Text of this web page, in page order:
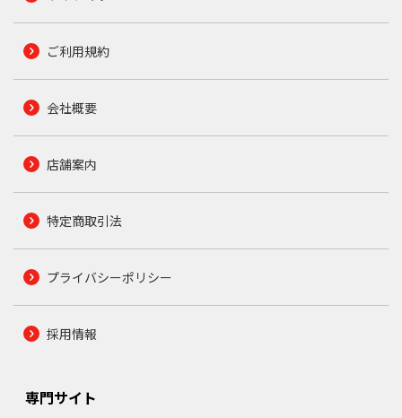
ご利用規約
会社概要
店舗案内
特定商取引法
プライバシーポリシー
採用情報
専門サイト